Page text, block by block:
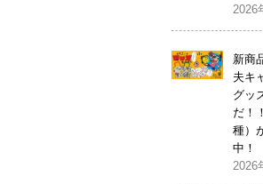
2026
新商
夫キ
グッ
だ！
種）
中！
2026